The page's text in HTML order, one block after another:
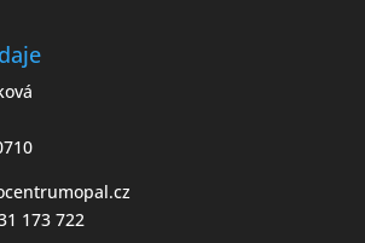
173 722